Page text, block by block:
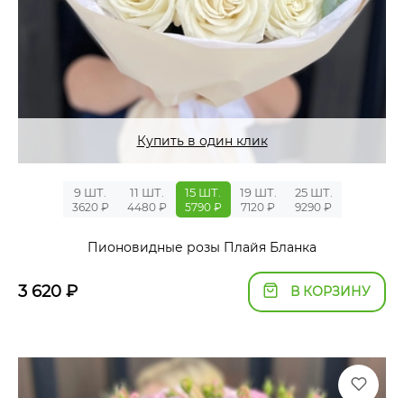
Купить в один клик
9 ШТ.
3620 ₽
11 ШТ.
4480 ₽
15 ШТ.
5790 ₽
19 ШТ.
7120 ₽
25 ШТ.
9290 ₽
Пионовидные розы Плайя Бланка
3 620 ₽ В КОРЗИНУ